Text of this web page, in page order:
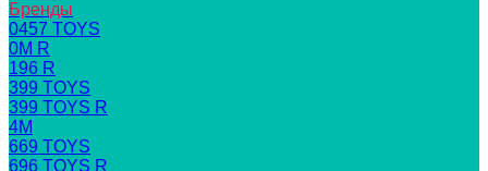
Бренды
0457 TOYS
0M R
196 R
399 TOYS
399 TOYS R
4M
669 TOYS
696 TOYS R